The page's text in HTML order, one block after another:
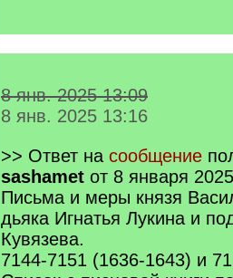
8 янв. 2025 13:09
8 янв. 2025 13:16
>> Ответ на сообщение
sashamet от 8 января
Письма и меры князя
дьяка Игнатья Лукина и
Кувязева.
7144-7151 (1636-1643) и